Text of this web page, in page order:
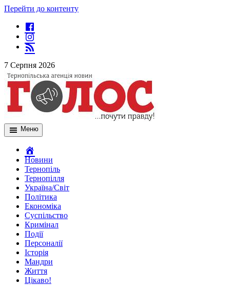
Перейти до контенту
7 Серпня 2026
Меню
Новини
Тернопіль
Тернопілля
Україна/Світ
Політика
Економіка
Суспільство
Кримінал
Події
Персоналії
Історія
Мандри
Життя
Цікаво!